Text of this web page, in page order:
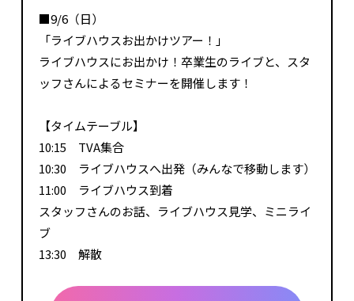
■9/6（日）
「ライブハウスお出かけツアー！」
ライブハウスにお出かけ！卒業生のライブと、スタ
ッフさんによるセミナーを開催します！
【タイムテーブル】
10:15 TVA集合
10:30 ライブハウスへ出発（みんなで移動します）
11:00 ライブハウス到着
スタッフさんのお話、ライブハウス見学、ミニライ
ブ
13:30 解散